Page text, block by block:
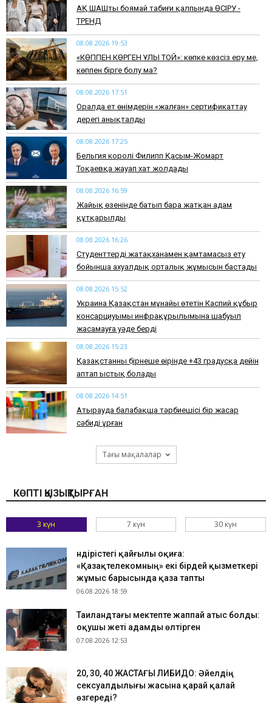
АҚ ШАШты боямай табиғи қалпында ӨСІРУ -
ТРЕНД
08.08.2026 19:53
​«КӨППЕН КӨРГЕН ҰЛЫ ТОЙ»: көпке көзсіз еру ме,
көппен бірге болу ма?
08.08.2026 17:51
Оралда ет өнімдерін «жалған» сертификаттау
дерегі анықталды
08.08.2026 17:25
Бельгия королі Филипп Қасым-Жомарт
Тоқаевқа жауап хат жолдады
08.08.2026 16:59
Жайық өзенінде батып бара жатқан адам
құтқарылды
08.08.2026 16:26
Студенттерді жатақханамен қамтамасыз ету
бойынша ахуалдық орталық жұмысын бастады
08.08.2026 15:52
Украина Қазақстан мұнайы өтетін Каспий құбыр
консарциуымы инфрақұрылымына шабуыл
жасамауға уәде берді
08.08.2026 15:23
Қазақстанның бірнеше өңірінде +43 градусқа дейін
аптап ыстық болады
08.08.2026 14:51
Атырауда балабақша тәрбиешісі бір жасар
сәбиді ұрған
Тағы мақалалар
КӨПТІ ҚЫЗЫҚТЫРҒАН
3 күн 7 күн 30 күн
Өндірістегі қайғылы оқиға:
«Қазақтелекомның» екі бірдей қызметкері
жұмыс барысында қаза тапты
06.08.2026 18:59
Таиландтағы мектепте жаппай атыс болды:
оқушы жеті адамды өлтірген
07.08.2026 12:53
​20, 30, 40 ЖАСТАҒЫ ЛИБИДО: Әйелдің
сексуалдылығы жасына қарай қалай
өзгереді?